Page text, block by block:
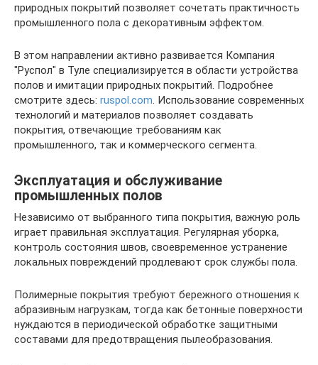
природных покрытий позволяет сочетать практичность
промышленного пола с декоративным эффектом.
В этом направлении активно развивается Компания
"Руспол" в Туле специализируется в области устройства
полов и имитации природных покрытий. Подробнее
смотрите здесь: ruspol.com. Использование современных
технологий и материалов позволяет создавать
покрытия, отвечающие требованиям как
промышленного, так и коммерческого сегмента.
Эксплуатация и обслуживание
промышленных полов
Независимо от выбранного типа покрытия, важную роль
играет правильная эксплуатация. Регулярная уборка,
контроль состояния швов, своевременное устранение
локальных повреждений продлевают срок службы пола.
Полимерные покрытия требуют бережного отношения к
абразивным нагрузкам, тогда как бетонные поверхности
нуждаются в периодической обработке защитными
составами для предотвращения пылеобразования.